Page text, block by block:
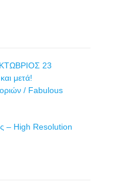
23
μετά!
/ Fabulous
– High Resolution